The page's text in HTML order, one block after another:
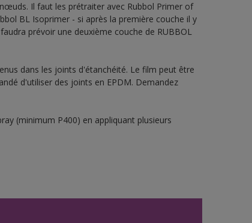
Il faut les prétraiter avec Rubbol Primer of
BL Isoprimer - si après la première couche il y
prévoir une deuxième couche de RUBBOL
dans les joints d'étanchéité. Le film peut être
d'utiliser des joints en EPDM. Demandez
(minimum P400) en appliquant plusieurs